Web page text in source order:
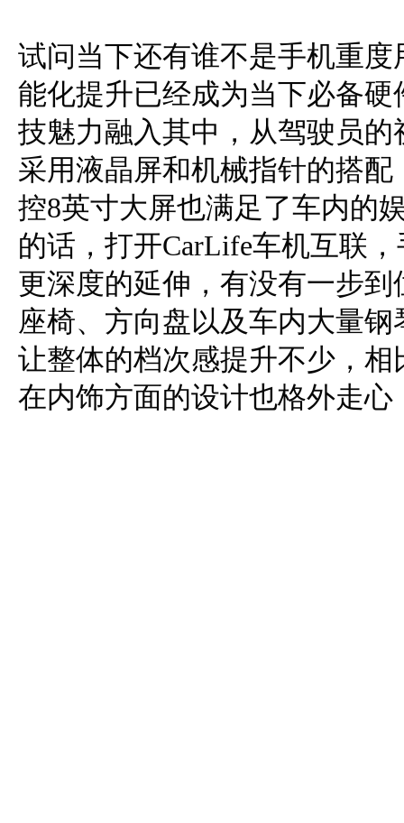
试问当下还有谁不是手机重
能化提升已经成为当下必备
技魅力融入其中，从驾驶员
采用液晶屏和机械指针的搭
控8英寸大屏也满足了车内的
的话，打开CarLife车机互联
更深度的延伸，有没有一步
座椅、方向盘以及车内大量
让整体的档次感提升不少，
在内饰方面的设计也格外走心